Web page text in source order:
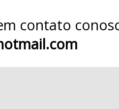
contato